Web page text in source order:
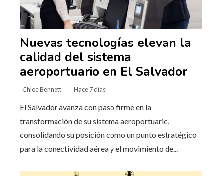
Nuevas tecnologías elevan la
calidad del sistema
aeroportuario en El Salvador
Chloe Bennett Hace 7 días
El Salvador avanza con paso firme en la
transformación de su sistema aeroportuario,
consolidando su posición como un punto estratégico
para la conectividad aérea y el movimiento de...